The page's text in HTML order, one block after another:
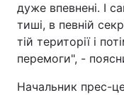
дуже впевнені. І
тиші, в певній
тій території і
перемоги", -
Начальник прес-